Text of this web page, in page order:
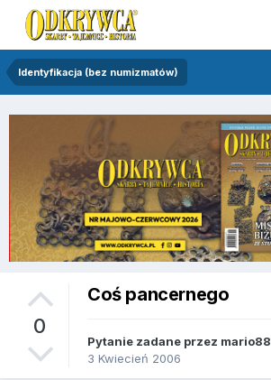
Identyfikacja (bez numizmatów)
0
Coś pancernego
Pytanie zadane przez mario88
3 Kwiecień 2006